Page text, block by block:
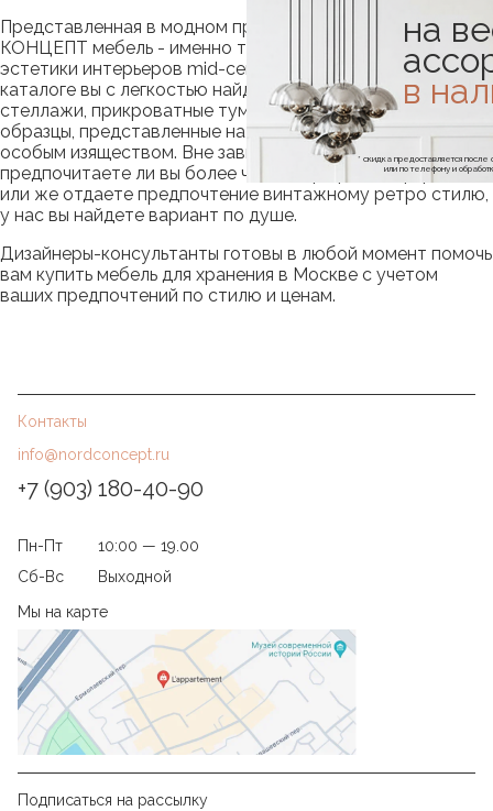
Представленная в модном пространстве НОРД
КОНЦЕПТ мебель - именно то, что надо ценителю
эстетики интерьеров mid-century modern. В нашем
каталоге вы с легкостью найдете идеальный шкаф, полки,
стеллажи, прикроватные тумбочки и многое другое. Все
образцы, представленные на нашем сайте, обладают
особым изяществом. Вне зависимости от того,
предпочитаете ли вы более четкие, графичные формы,
или же отдаете предпочтение винтажному ретро стилю,
у нас вы найдете вариант по душе.
Дизайнеры-консультанты готовы в любой момент помочь
вам купить мебель для хранения в Москве с учетом
ваших предпочтений по стилю и ценам.
на
в
* скидка предоставляется
или по телефону и
Контакты
info@nordconcept.ru
+7 (903) 180-40-90
Пн-Пт
10:00 — 19.00
Сб-Вс
Выходной
Мы на карте
Подписаться на рассылку